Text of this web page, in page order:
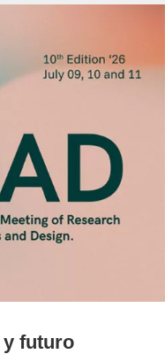
y futuro